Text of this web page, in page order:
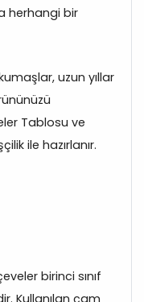
herhangi bir
uzun yıllar
Tablosu ve
ile hazırlanır.
birinci sınıf